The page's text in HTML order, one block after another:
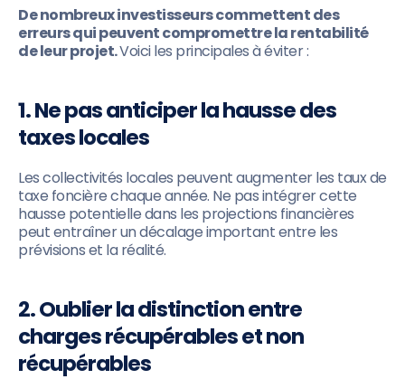
De nombreux investisseurs commettent des
erreurs qui peuvent compromettre la rentabilité
de leur projet.Voici les principales à éviter :
1. Ne pas anticiper la hausse des
taxes locales
Les collectivités locales peuvent augmenter les taux de
taxe foncière chaque année. Ne pas intégrer cette
hausse potentielle dans les projections financières
peut entraîner un décalage important entre les
prévisions et la réalité.
2. Oublier la distinction entre
charges récupérables et non
récupérables